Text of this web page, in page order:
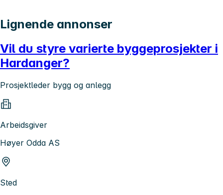
Lignende annonser
Vil du styre varierte byggeprosjekter i
Hardanger?
Prosjektleder bygg og anlegg
Arbeidsgiver
Høyer Odda AS
Sted